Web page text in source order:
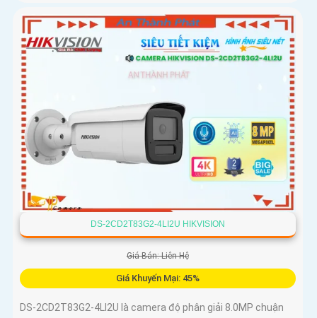
DS-2CD2T83G2-4LI2U HIKVISION
Giá Bán: Liên Hệ
Giá Khuyến Mại: 45%
DS-2CD2T83G2-4LI2U là camera độ phân giải 8.0MP chuận